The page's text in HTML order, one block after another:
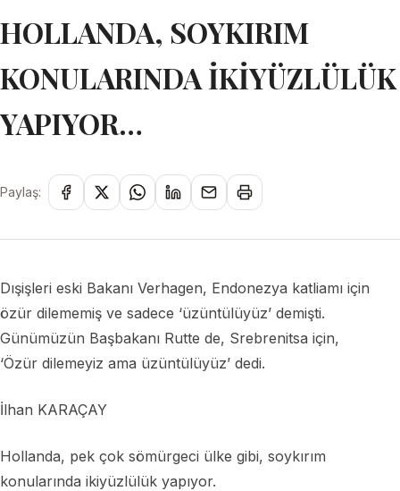
HOLLANDA, SOYKIRIM
KONULARINDA İKİYÜZLÜLÜK
YAPIYOR…
Paylaş:
Dışişleri eski Bakanı Verhagen, Endonezya katliamı için
özür dilememiş ve sadece ‘üzüntülüyüz’ demişti.
Günümüzün Başbakanı Rutte de, Srebrenitsa için,
‘Özür dilemeyiz ama üzüntülüyüz’ dedi.
İlhan KARAÇAY
Hollanda, pek çok sömürgeci ülke gibi, soykırım
konularında ikiyüzlülük yapıyor.